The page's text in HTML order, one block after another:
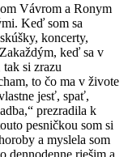
Vávrom a Ronym
Keď som sa
koncerty,
keď sa v
si zrazu
to čo ma v živote
jesť, spať,
prezradila k
pesničkou som si
a myslela som
dennodenne riešim a